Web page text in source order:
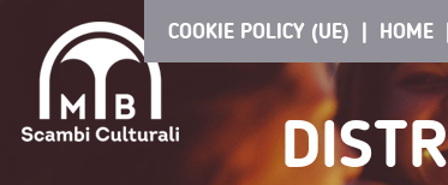
HOME
COOKIE POLICY (UE)